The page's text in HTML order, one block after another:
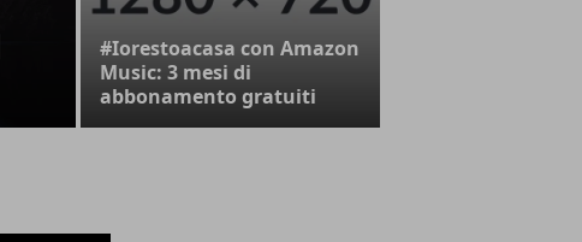
#Iorestoacasa con Amazon
Music: 3 mesi di
abbonamento gratuiti